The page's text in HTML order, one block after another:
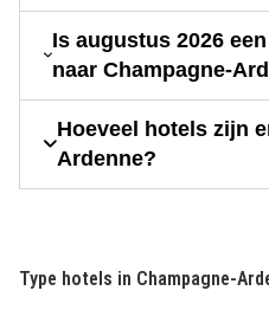
Is augustus 2026
naar Champagne-
Hoeveel hotels zijn
Ardenne?
Type hotels in Champagne-